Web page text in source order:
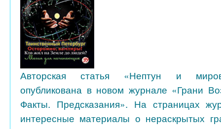
Авторская статья «Нептун и
опубликована в новом журнале «Грани
Факты. Предсказания». На страницах
интересные материалы о нераскрытых